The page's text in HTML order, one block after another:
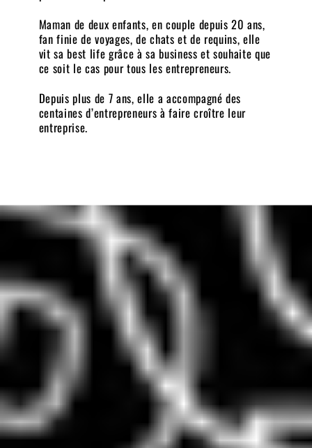
Maman de deux enfants, en couple depuis 20 ans,
fan finie de voyages, de chats et de requins, elle
vit sa best life grâce à sa business et souhaite que
ce soit le cas pour tous les entrepreneurs.
Depuis plus de 7 ans, elle a accompagné des
centaines d’entrepreneurs à faire croître leur
entreprise.